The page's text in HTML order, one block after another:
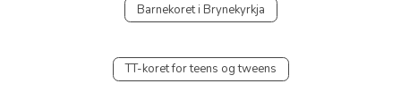
Barnekoret i Brynekyrkja
TT-koret for teens og tweens